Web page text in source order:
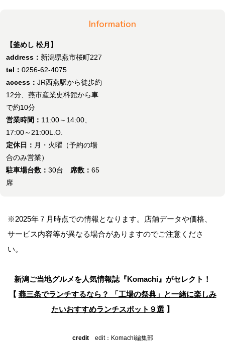
Information
【釜めし 松月】
address： 新潟県燕市桜町227
tel： 0256-62-4075
access： JR西燕駅から徒歩約
12分、燕市産業史料館から車
で約10分
営業時間： 11:00～14:00、
17:00～21:00L.O.
定休日： 月・火曜（予約の場
合のみ営業）
駐車場台数： 30台 席数： 65
席
※2025年７月時点での情報となります。店舗データや価格、
サービス内容等が異なる場合がありますのでご注意くださ
い。
新潟ご当地グルメを人気情報誌 『Komachi』がセレクト！
【 燕三条でランチするなら？ 「工場の祭典」と一緒に楽しみ
たいおすすめランチスポット９選 】
creditedit：Komachi編集部